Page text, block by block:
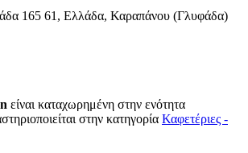
165 61, Ελλάδα, Καραπάνου (Γλυφάδα)
είναι καταχωρημένη στην ενότητα
στην κατηγορία Καφετέριες -